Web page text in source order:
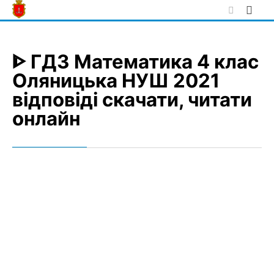
Skip
to
ᐈ ГДЗ Математика 4 клас
Оляницька НУШ 2021
відповіді скачати, читати
онлайн